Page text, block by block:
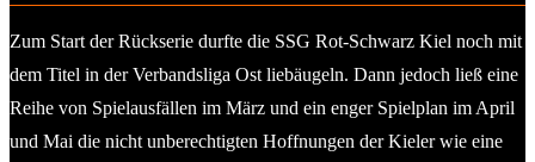
Zum Start der Rückserie durfte die SSG Rot-Schwarz Kiel noch mit
dem Titel in der Verbandsliga Ost liebäugeln. Dann jedoch ließ eine
Reihe von Spielausfällen im März und ein enger Spielplan im April
und Mai die nicht unberechtigten Hoffnungen der Kieler wie eine